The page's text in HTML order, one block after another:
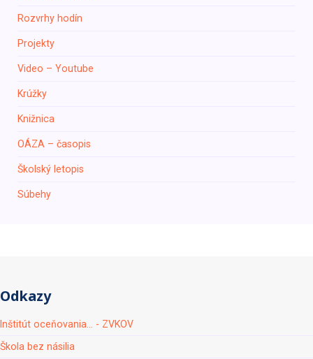
Rozvrhy hodín
Projekty
Video – Youtube
Krúžky
Knižnica
ОÁZA – časopis
Školský letopis
Súbehy
Odkazy
Inštitút oceňovania... - ZVKOV
Škola bez násilia